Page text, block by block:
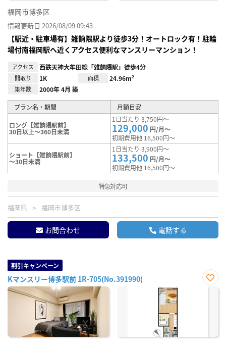
福岡市博多区
情報更新日 2026/08/09 09:43
【駅近・駐車場有】雑餉隈駅より徒歩3分！オートロック有！駐輪
場付南福岡駅へ近くアクセス便利なマンスリーマンション！
アクセス 西鉄天神大牟田線「雑餉隈駅」徒歩4分
間取り 1K 面積 24.96m²
築年数 2000年 4月 築
プラン名・期間 月額目安
ロング【雑餉隈駅前】
30日以上～360日未満
1日当たり 3,750円～
129,000 円/月～
初期費用他 16,500円～
ショート【雑餉隈駅前】
～30日未満
1日当たり 3,900円～
133,500 円/月～
初期費用他 16,500円～
特急対応可
福岡県 福岡市博多区
お問合わせ 電話する
割引キャンペーン
Kマンスリー博多駅前 1R-705(No.391990)
お気